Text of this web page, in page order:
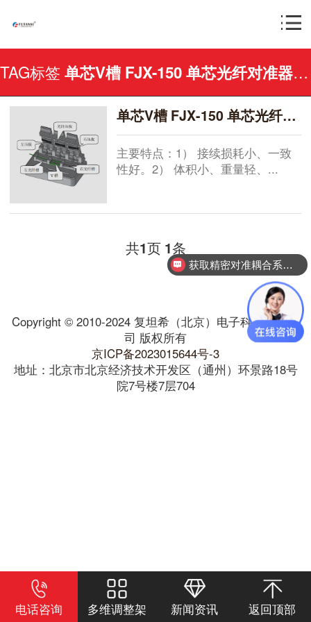
TAG标签 单芯V槽 FJX-150 单芯光纤对准器
单芯V槽 FJX-150 单芯光纤对准器
主要特点：1） 接续损耗小、一致
性好。2） 体积小、重量轻、...
共1页 1条
Copyright © 2010-2024 复坦希（北京）电子科技有限公
司 版权所有
京ICP备2023015644号-3
地址：北京市北京经济技术开发区（通州）环景路18号
院7号楼7层704
电话咨询 多维调整架 新闻资讯 返回顶部
获取精密对准耦合系统技术方案